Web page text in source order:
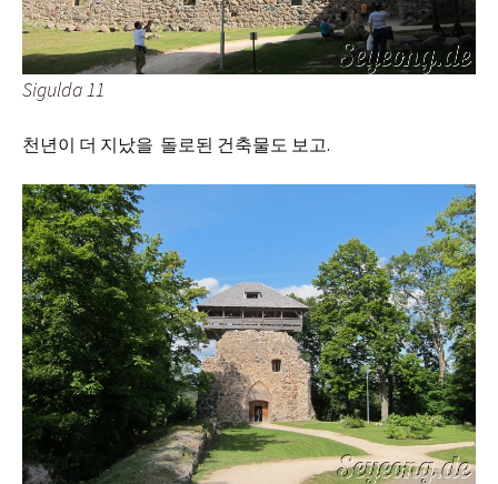
Sigulda 11
천년이 더 지났을 돌로된 건축물도 보고.